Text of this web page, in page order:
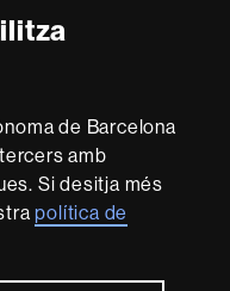
de Barcelona
amb
Si desitja més
política de
FFL
de l'excel·lència
in
Research
-
Euraxess
de